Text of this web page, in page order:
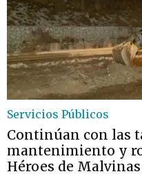
Servicios Públicos
Continúan con las
mantenimiento y
Héroes de Malvinas